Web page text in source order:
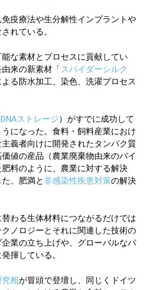
疫療法や生分解性インプラントや
れている。
な素材とプロセスに貢献してい
来の新素材「 スパイダーシルク
る防水加工、染色、洗濯プロセス
DNAストレージ）がすでに成功して
うになった。食料・飼料産業におけ
義者向けに開発されたタンパク質
値の産品（農業廃棄物由来のバイ
料のように、農業に対する解決
、肥満と非感染性疾患対策の解決
わる生体材料につながるだけでは
ノロジーとそれに関連した技術の
業の立ち上げや、グローバルなパ
揮している。
相が冒頭で登壇し、同じくドイツ